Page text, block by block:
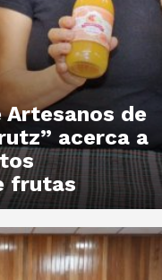
Artesanos de
acerca a
frutas